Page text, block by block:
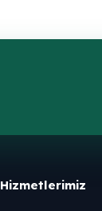
Hizmetlerimiz